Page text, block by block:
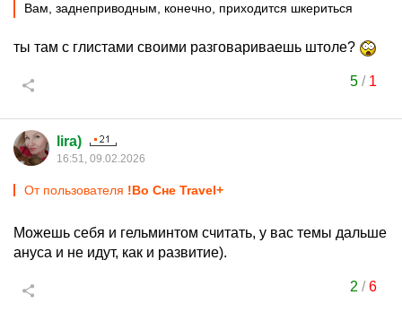
Вам, заднеприводным, конечно, приходится шкериться
ты там с глистами своими разговариваешь штоле?
5/ 1
lira)
16:51, 09.02.2026
От пользователя !Во Сне Travel+
Можешь себя и гельминтом считать, у вас темы дальше
ануса и не идут, как и развитие).
2 /6